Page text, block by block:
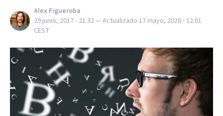
Alex Figueroba
29 junio, 2017 - 21:32— Actualizado 17 mayo, 2026 - 12:01
CEST